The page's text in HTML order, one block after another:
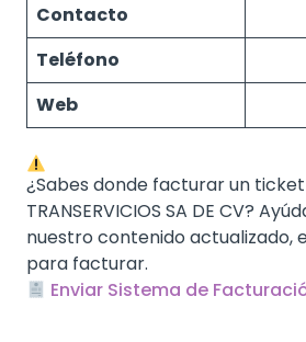
Contacto
Teléfono
Web
¿Sabes donde facturar un
TRANSERVICIOS SA DE CV?
nuestro contenido actualizado,
para facturar.
Enviar Sistema de